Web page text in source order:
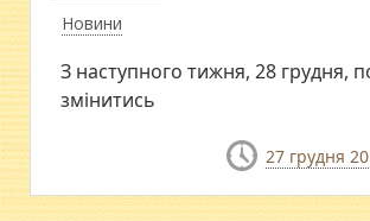
Новини
З наступного тижня, 28 грудня,
змінитись
27 грудня